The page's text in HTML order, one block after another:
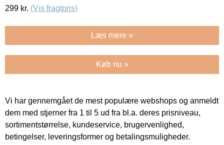
299 kr. (Vis fragtpris)
Læs mere »
Køb nu »
Vi har gennemgået de mest populære webshops og anmeldt
dem med stjerner fra 1 til 5 ud fra bl.a. deres prisniveau,
sortimentstørrelse, kundeservice, brugervenlighed,
betingelser, leveringsformer og betalingsmuligheder.